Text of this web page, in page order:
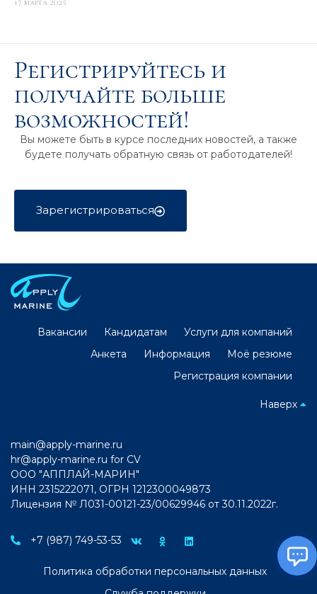
17 марта 2025
Регистрируйтесь и
получайте больше
возможностей!
Вы можете быть в курсе последних новостей, а также
будете получать обратную связь от работодателей!
Зарегистрироваться
Вакансии Кандидатам
Услуги для компаний
Анкета
Информация
Моё резюме
Регистрация компании
Наверх
main@apply-marine.ru
hr@apply-marine.ru for CV
ООО "АППЛАЙ-МАРИН"
ИНН 2315222071, ОГРН 1212300049873
Лицензия № Л031-00121-23/00629946 от 30.11.2022г.
+7 (987) 749-53-53
Политика обработки персональных данных